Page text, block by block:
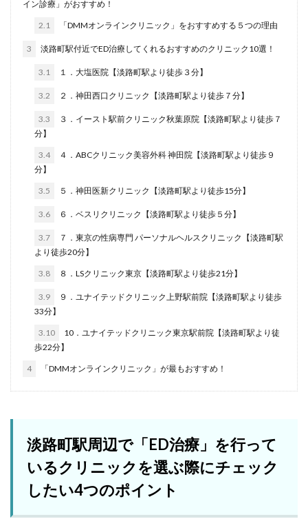
イン診療」がおすすめ！
2.1 「DMMオンラインクリニック」をおすすめする５つの理由
3 淡路町駅付近でED治療してくれるおすすめのクリニック10選！
3.1 １．大塩医院【淡路町駅より徒歩３分】
3.2 ２．神田西口クリニック【淡路町駅より徒歩７分】
3.3
３．イースト駅前クリニック秋葉原院【淡路町駅より徒歩７
分】
3.4
４．ABCクリニック美容外科 神田院【淡路町駅より徒歩９
分】
3.5 ５．神田医新クリニック【淡路町駅より徒歩15分】
3.6 ６．ベスリクリニック【淡路町駅より徒歩５分】
3.7
７．東京の性病専門 パーソナルヘルスクリニック【淡路町駅
より徒歩20分】
3.8 ８．LSクリニック東京【淡路町駅より徒歩21分】
3.9
９．ユナイテッドクリニック上野駅前院【淡路町駅より徒歩
33分】
3.10
10．ユナイテッドクリニック東京駅前院【淡路町駅より徒
歩22分】
4 「DMMオンラインクリニック」が最もおすすめ！
淡路町駅周辺で「ED治療」を行って
いるクリニックを選ぶ際にチェック
したい4つのポイント